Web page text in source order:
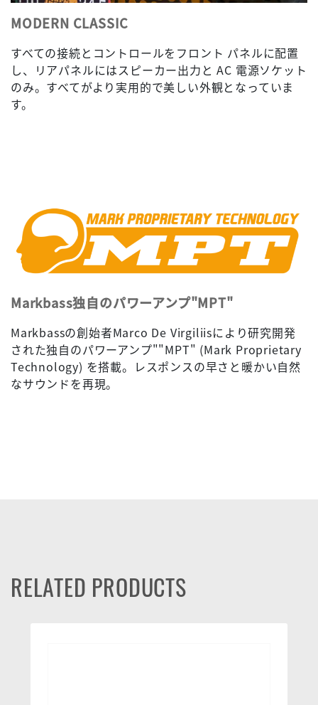
MODERN CLASSIC
すべての接続とコントロールをフロント パネルに配置
し、リアパネルにはスピーカー出力と AC 電源ソケット
のみ。すべてがより実用的で美しい外観となっていま
す。
Markbass独自のパワーアンプ"MPT"
Markbassの創始者Marco De Virgiliisにより研究開発
された独自のパワーアンプ""MPT" (Mark Proprietary
Technology) を搭載。レスポンスの早さと暖かい自然
なサウンドを再現。
RELATED PRODUCTS